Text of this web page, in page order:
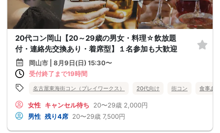
20代コン岡山【20～29歳の男女・料理☆飲放題
付・連絡先交換あり・着席型】１名参加も大歓迎
岡山市 | 8月9日(日) 15:30〜
受付終了まで19時間
名古屋東海街コン（プレイワークス） 20代向け 街コン 食事あ
女性 キャンセル待ち 20〜29歳 2,000円
男性 残り4席 20〜29歳 7,500円